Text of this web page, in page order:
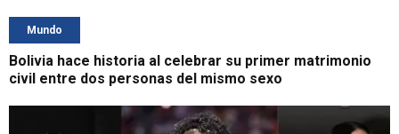
Mundo
Bolivia hace historia al celebrar su primer matrimonio
civil entre dos personas del mismo sexo